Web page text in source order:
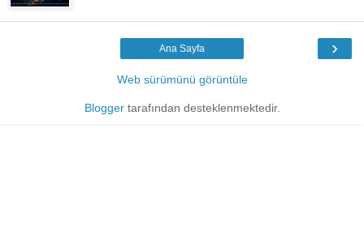
›
Ana Sayfa
Web sürümünü görüntüle
Bloggertarafından desteklenmektedir.